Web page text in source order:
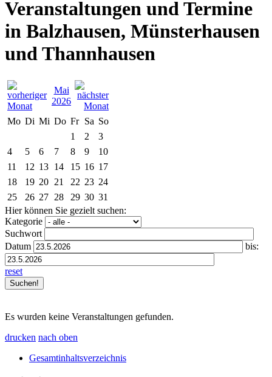
Veranstaltungen und Termine
in Balzhausen, Münsterhausen
und Thannhausen
Mai
2026
Mo Di Mi Do Fr Sa So
1
2
3
4
5 6 7 8 9
10
11
12 13 14 15 16 17
18
19 20 21 22 23 24
25
26 27 28 29 30 31
Hier können Sie gezielt suchen:
Kategorie
Suchwort
Datum
bis:
reset
Es wurden keine Veranstaltungen gefunden.
drucken nach oben
Gesamtinhaltsverzeichnis